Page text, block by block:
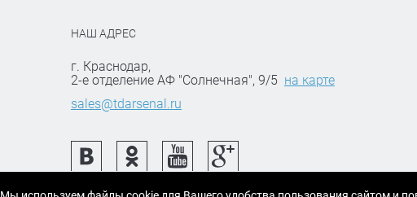
НАШ АДРЕС
г. Краснодар,
2-е отделение АФ "Солнечная", 9/5 на карте
sales@tdarsenal.ru